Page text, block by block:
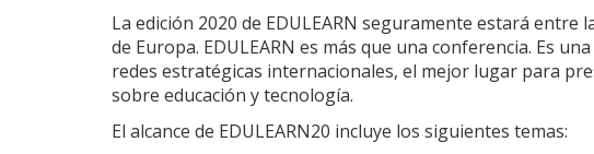
La edición 2020 de EDULEARN seguramente estará entre
de Europa. EDULEARN es más que una conferencia. Es
redes estratégicas internacionales, el mejor lugar para
sobre educación y tecnología.
El alcance de EDULEARN20 incluye los siguientes temas: